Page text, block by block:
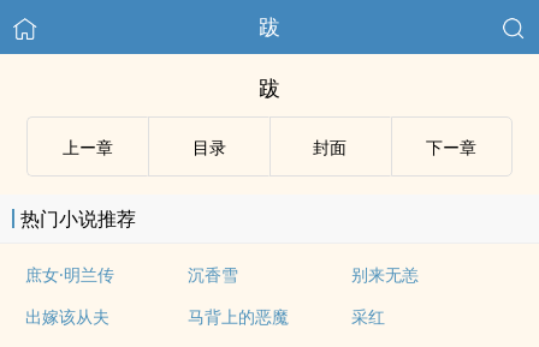
跋
跋
上ー章 目录 封面 下ー章
热门小说推荐
庶女·明兰传 沉香雪
别来无恙
出嫁该从夫
马背上的恶魔 采红